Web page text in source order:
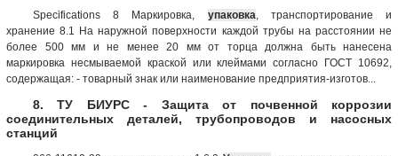
Specifications 8 Маркировка, упаковка , транспортирование и
хранение 8.1 На наружной поверхности каждой трубы на расстоянии не
более 500 мм и не менее 20 мм от торца должна быть нанесена
маркировка несмываемой краской или клеймами согласно ГОСТ 10692,
содержащая: - товарный знак или наименование предприятия-изготов...
8. ТУ БИУРС - Защита от почвенной коррозии
соединительных деталей, трубопроводов и насосных
станций